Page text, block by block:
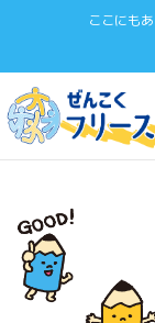
ここにも